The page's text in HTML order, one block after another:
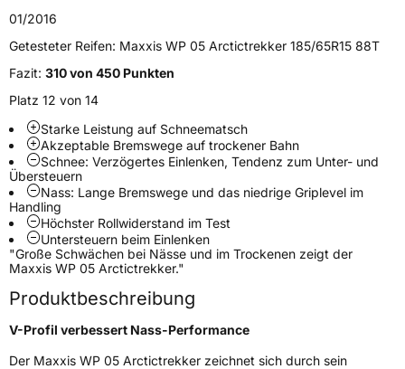
Effizienz
Rollgeräusch (Klasse)
Rollgeräusch (dB)69
Fahrzeugklasse
3PMSF / Schneeflockensymbol / Alpine-Symbol
EisgripNein
EPREL ID426154
Allgemeine Produktsicherheit (GPSR)
Herstellerkontakt Maxxis Tech Center Europe B.V.,
01/2016
Getesteter Reifen: Maxxis WP 05 Arctictrekker 185/65R15 88T
Fazit: 310 von 450 Punkten
Platz 12 von 14
Starke Leistung auf Schneematsch
Akzeptable Bremswege auf trockener Bahn
Schnee: Verzögertes Einlenken, Tendenz zum Unter- und
Übersteuern
Nass: Lange Bremswege und das niedrige Griplevel im
Handling
Höchster Rollwiderstand im Test
Untersteuern beim Einlenken
"Große Schwächen bei Nässe und im Trockenen zeigt der
Maxxis WP 05 Arctictrekker."
Produktbeschreibung
V-Profil verbessert Nass-Performance
Der Maxxis WP 05 Arctictrekker zeichnet sich durch sein